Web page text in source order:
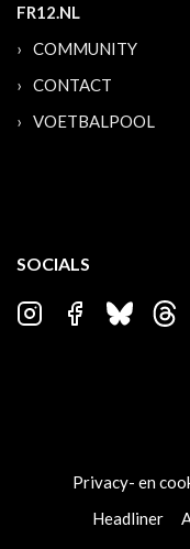
FR12.NL
COMMUNITY
CONTACT
VOETBALPOOL
SOCIALS
Privacy- en
Headliner